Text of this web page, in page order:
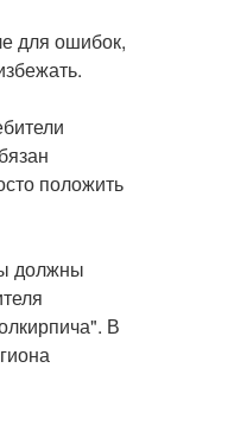
для ошибок,
положить
должны
В